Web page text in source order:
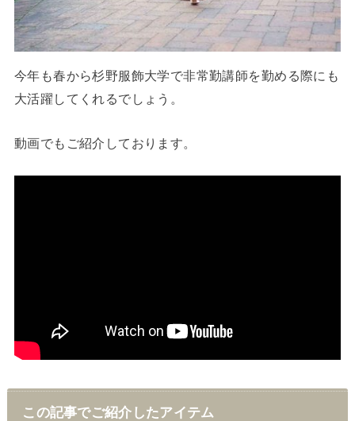
今年も春から杉野服飾大学で非常勤講師を勤める際にも
大活躍してくれるでしょう。
動画でもご紹介しております。
この記事でご紹介したアイテム